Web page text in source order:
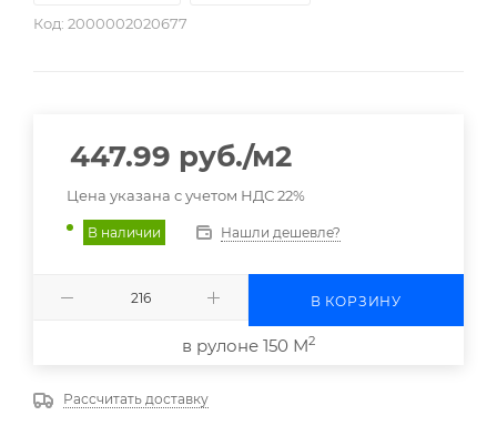
Код: 2000002020677
447.99 руб./м2
Цена указана с учетом НДС 22%
В наличии Нашли дешевле?
В КОРЗИНУ
в рулоне 150 М2
Рассчитать доставку